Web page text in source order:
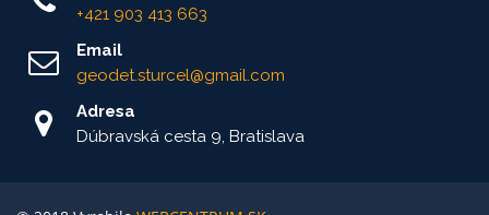
+421 903 413 663
Email
geodet.sturcel@gmail.com
Adresa
Dúbravská cesta 9, Bratislava